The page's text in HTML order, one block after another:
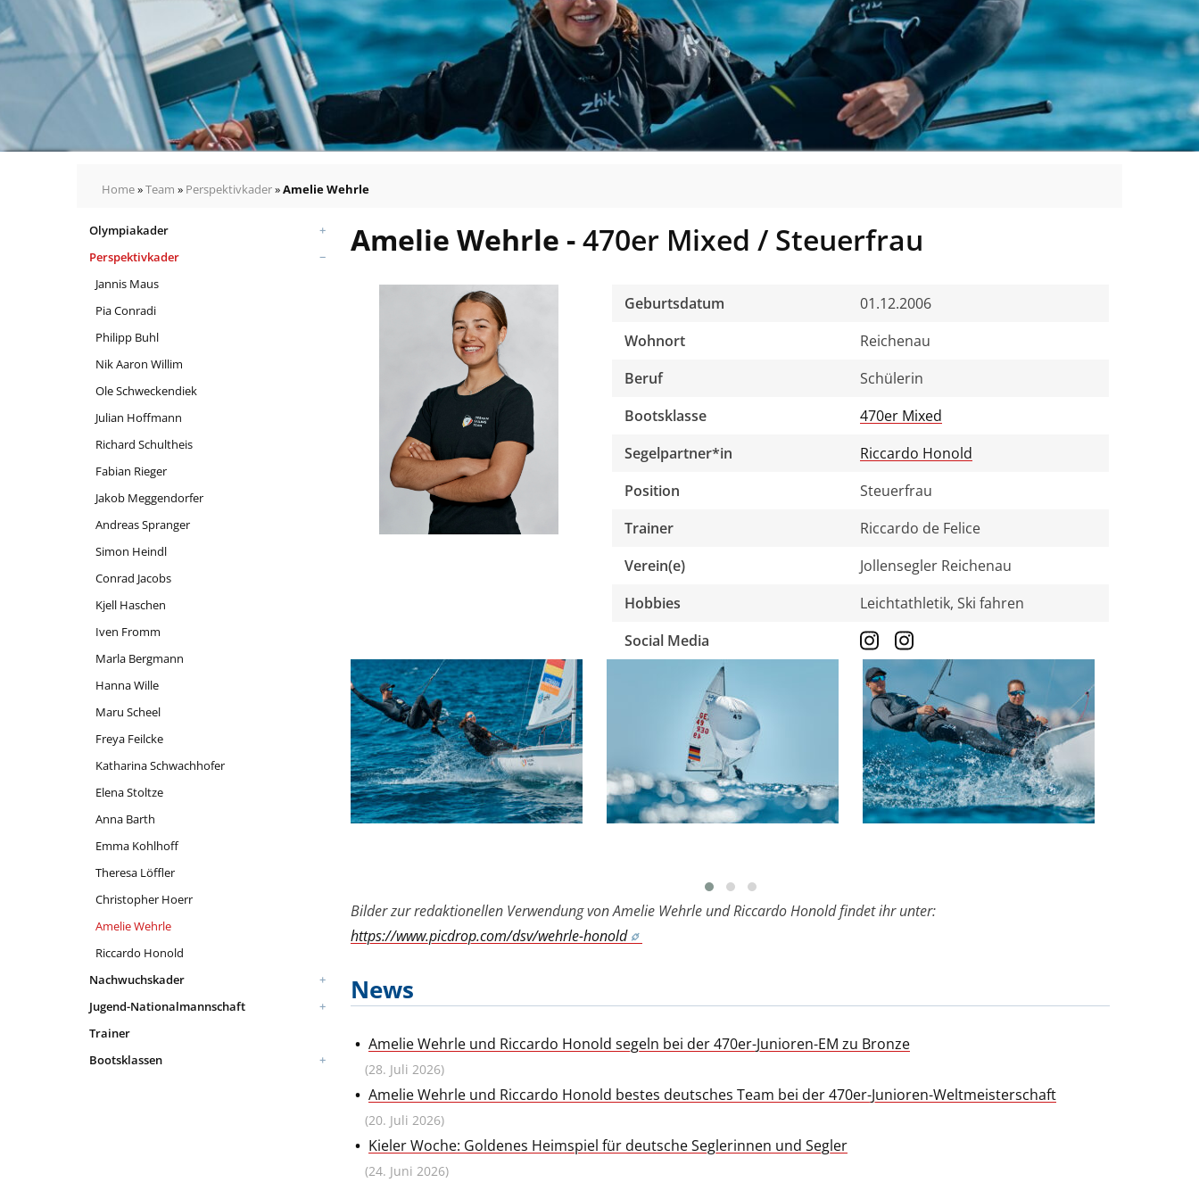
Home»Team » Perspektivkader»Amelie Wehrle
Olympiakader
Perspektivkader
Jannis Maus
Pia Conradi
Philipp Buhl
Nik Aaron Willim
Ole Schweckendiek
Julian Hoffmann
Richard Schultheis
Fabian Rieger
Jakob Meggendorfer
Andreas Spranger
Simon Heindl
Conrad Jacobs
Kjell Haschen
Iven Fromm
Marla Bergmann
Hanna Wille
Maru Scheel
Freya Feilcke
Katharina Schwachhofer
Elena Stoltze
Anna Barth
Emma Kohlhoff
Theresa Löffler
Christopher Hoerr
Amelie Wehrle
Riccardo Honold
Nachwuchskader
Jugend-Nationalmannschaft
Trainer
Bootsklassen
Amelie Wehrle -470er Mixed / Steuerfrau
Geburtsdatum
01.12.2006
Wohnort
Reichenau
Beruf
Schülerin
Bootsklasse
470er Mixed
Segelpartner*in
Riccardo Honold
Position
Steuerfrau
Trainer
Riccardo de Felice
Verein(e)
Jollensegler Reichenau
Hobbies
Leichtathletik, Ski fahren
Social Media
Bilder zur redaktionellen Verwendung von Amelie Wehrle und Riccardo Honold findet ihr unter:
https://www.picdrop.com/dsv/wehrle-honold
News
Amelie Wehrle und Riccardo Honold segeln bei der 470er-Junioren-EM zu Bronze
(28. Juli 2026)
Amelie Wehrle und Riccardo Honold bestes deutsches Team bei der 470er-Junioren-Weltmeisterschaft
(20. Juli 2026)
Kieler Woche: Goldenes Heimspiel für deutsche Seglerinnen und Segler
(24. Juni 2026)